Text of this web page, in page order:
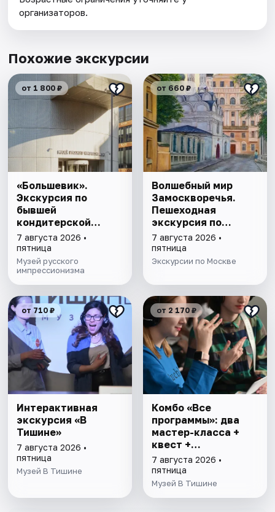
организаторов.
Похожие экскурсии
от 1 800 ₽
«Большевик».
Экскурсия по
бывшей
кондитерской
фабрике
7 августа 2026 •
пятница
Музей русского
импрессионизма
от 660 ₽
Волшебный мир
Замоскворечья.
Пешеходная
экскурсия по
Москве
7 августа 2026 •
пятница
Экскурсии по Москве
от 710 ₽
Интерактивная
экскурсия «В
Тишине»
7 августа 2026 •
пятница
Музей В Тишине
от 2 170 ₽
Комбо «Все
программы»: два
мастер-класса +
квест +
интерактивная
экскурсия
7 августа 2026 •
пятница
Музей В Тишине